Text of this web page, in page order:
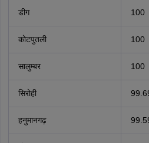
डीग 100
कोटपुतली 100
सालुम्बर 100
सिरोही
हनुमानगढ़